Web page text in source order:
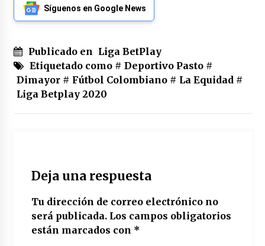
Síguenos en Google News
Publicado en Liga BetPlay
Etiquetado como # Deportivo Pasto#
Dimayor# Fútbol Colombiano# La Equidad #
Liga Betplay 2020
Deja una respuesta
Tu dirección de correo electrónico no
será publicada. Los campos obligatorios
están marcados con *